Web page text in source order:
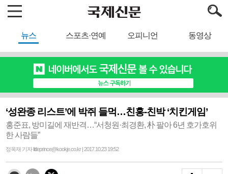
뉴스 스포츠·연예 오피니언 동영상
‘성완종 리스트’에 박쥐 들먹…친홍-친박 ‘치킨게임’
홍준표, 방미길에 재반격…“서청원·최경환, 朴 팔아 6년 호가호위
한 사람들”
정옥재 기자 littleprince@kookje.co.kr | 2017.10.23 19:52